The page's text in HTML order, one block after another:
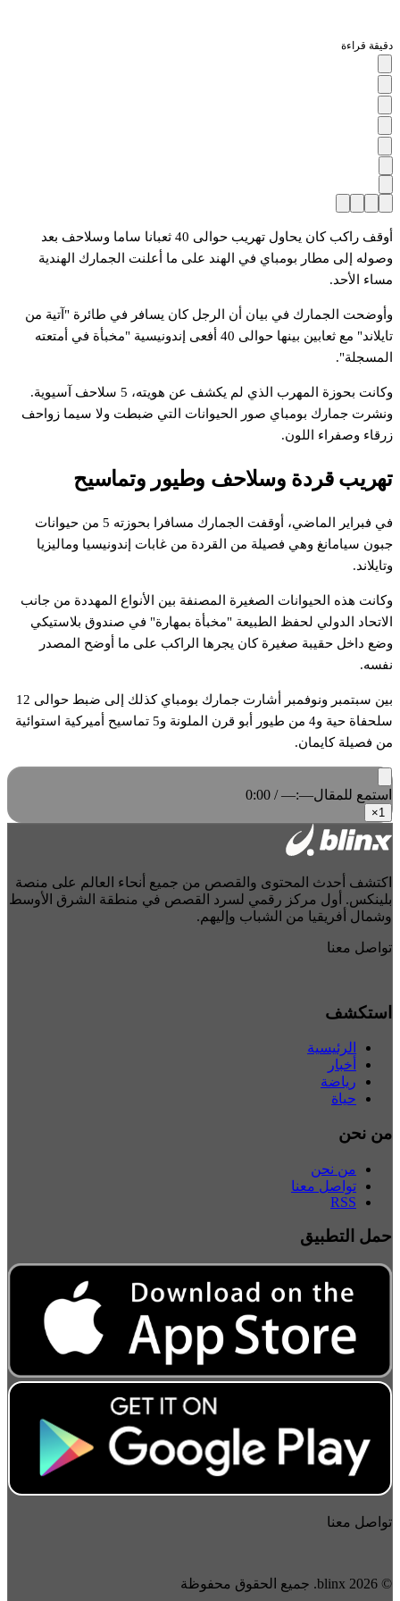
دقيقة قراءة
أوقف راكب كان يحاول تهريب حوالى 40 ثعبانا ساما وسلاحف بعد
وصوله إلى مطار بومباي في الهند على ما أعلنت الجمارك الهندية
مساء الأحد.
وأوضحت الجمارك في بيان أن الرجل كان يسافر في طائرة "آتية من
تايلاند" مع ثعابين بينها حوالى 40 أفعى إندونيسية "مخبأة في أمتعته
المسجلة".
وكانت بحوزة المهرب الذي لم يكشف عن هويته، 5 سلاحف آسيوية.
ونشرت جمارك بومباي صور الحيوانات التي ضبطت ولا سيما زواحف
زرقاء وصفراء اللون.
تهريب قردة وسلاحف وطيور وتماسيح
في فبراير الماضي، أوقفت الجمارك مسافرا بحوزته 5 من حيوانات
جبون سيامانغ وهي فصيلة من القردة من غابات إندونيسيا وماليزيا
وتايلاند.
وكانت هذه الحيوانات الصغيرة المصنفة بين الأنواع المهددة من جانب
الاتحاد الدولي لحفظ الطبيعة "مخبأة بمهارة" في صندوق بلاستيكي
وضع داخل حقيبة صغيرة كان يجرها الراكب على ما أوضح المصدر
نفسه.
بين سبتمبر ونوفمبر أشارت جمارك بومباي كذلك إلى ضبط حوالى 12
سلحفاة حية و4 من طيور أبو قرن الملونة و5 تماسيح أميركية استوائية
من فصيلة كايمان.
استمع للمقال0:00 / —:—
1
×
اكتشف أحدث المحتوى والقصص من جميع أنحاء العالم على منصة
بلينكس. أول مركز رقمي لسرد القصص في منطقة الشرق الأوسط
وشمال أفريقيا من الشباب وإليهم.
تواصل معنا
استكشف
الرئيسية
أخبار
رياضة
حياة
من نحن
من نحن
تواصل معنا
RSS
حمل التطبيق
تواصل معنا
© 2026 blinx. جميع الحقوق محفوظة